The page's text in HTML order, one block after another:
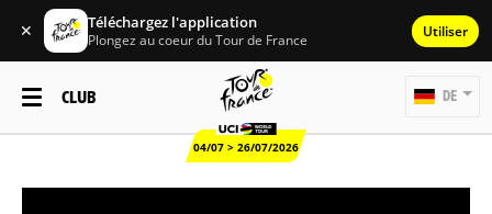
✕ Téléchargez l'application
Plongez au coeur du Tour de France Utiliser
CLUB
04/07 > 26/07/2026
DE